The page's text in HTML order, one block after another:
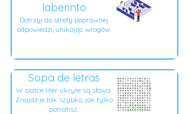
laberinto
Dotrzyj do strefy poprawnej
odpowiedzi, unikając wrogów.
Sopa de letras
W siatce liter ukryte są słowa.
Znajdź je tak szybko, jak tylko
potrafisz.